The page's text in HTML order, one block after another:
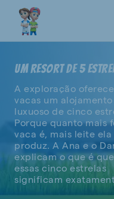
UM RESORT DE 5
A exploração
vacas um alojamento
luxuoso de cinco
Porque quanto mais
vaca é, mais leite ela
produz. A Ana e o
explicam o que é que
essas cinco estrelas
significam